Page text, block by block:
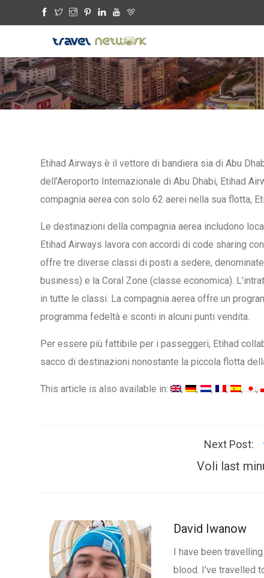
Etihad Airways è il vettore di bandiera sia di Abu
dell’Aeroporto Internazionale di Abu Dhabi, Etihad
compagnia aerea con solo 62 aerei nella sua flotta,
Le destinazioni della compagnia aerea includono
Etihad Airways lavora con accordi di code sharing
offre tre diverse classi di posti a sedere,
business) e la Coral Zone (classe economica).
in tutte le classi. La compagnia aerea offre un
programma fedeltà e sconti in alcuni punti vendita.
Per essere più fattibile per i passeggeri, Etihad
sacco di destinazioni nonostante la piccola flotta
This article is also available in:
Next Post:
Voli last
David Iwanow
I have been
blood. I've travelled